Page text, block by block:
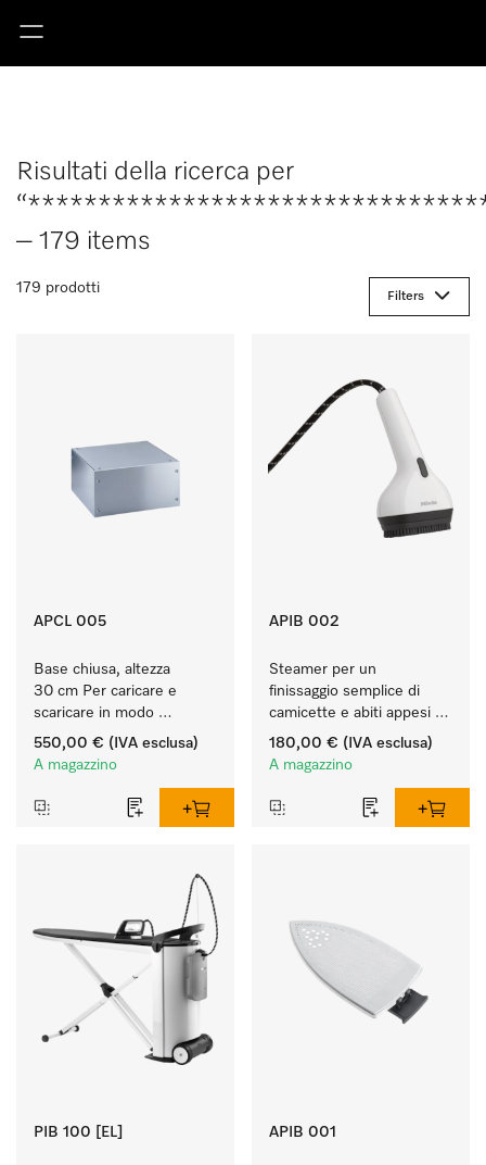
Risultati della ricerca per
– 179 items
179 prodotti
Filters
APCL 005
Base chiusa, altezza
30 cm Per caricare e
scaricare in modo
ergonomico la lavatrice e
l'essiccatoio.
550,00 € (IVA esclusa)
A magazzino
APIB 002
Steamer per un
finissaggio semplice di
camicette e abiti appesi
sulle grucce.
180,00 € (IVA esclusa)
A magazzino
PIB 100 [EL] APIB 001